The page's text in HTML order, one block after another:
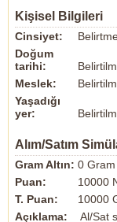
Kişisel Bilgileri
Cinsiyet:
Doğum
tarihi:
Meslek:
Yaşadığı
yer:
Alım/Satım
Gram Altın: 0 Gram
Puan:
10000
T. Puan:
10000
Açıklama:
Al/Sat